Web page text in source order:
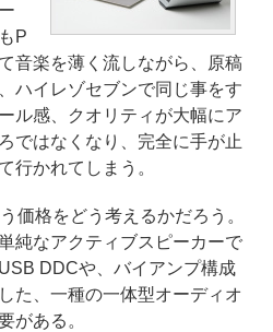
P
音楽を薄く流しながら、原稿
ハイレゾセブンで同じ事をす
ル感、クオリティが大幅にア
ではなくなり、完全に手が止
行かれてしまう。
価格をどう考えるかだろう。
純なアクティブスピーカーで
DDCや、バイアンプ構成
た、一種の一体型オーディオ
がある。